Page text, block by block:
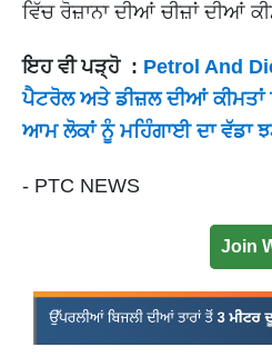
ਵਿੱਚ ਰੋਜ਼ਾਨਾ ਦੀਆਂ ਚੀਜ਼ਾਂ ਦੀਆਂ
ਇਹ ਵੀ ਪੜ੍ਹੋ : Petrol And
ਪੈਟਰੋਲ ਅਤੇ ਡੀਜ਼ਲ ਦੀਆਂ ਕੀਮਤਾਂ
ਆਮ ਲੋਕਾਂ ਨੂੰ ਮਹਿੰਗਾਈ ਦਾ ਵੱਡਾ
- PTC NEWS
Join